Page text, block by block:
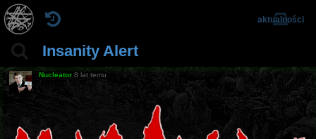
Insanity Alert
aktualności
Nucleator 8 lat temu